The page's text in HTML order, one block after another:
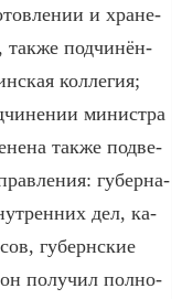
и хра­не­
так­же под­чи­нён­
кол­ле­гия;
ми­ни­ст­ра
так­же под­ве­
гу­бер­на­
дел, ка­
гу­берн­ские
по­лу­чил пол­но­